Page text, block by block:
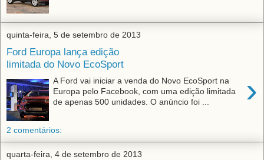
quinta-feira, 5 de setembro de 2013
Ford Europa lança edição
limitada do Novo EcoSport
›
A Ford vai iniciar a venda do Novo EcoSport na
Europa pelo Facebook, com uma edição limitada
de apenas 500 unidades. O anúncio foi ...
2 comentários:
quarta-feira, 4 de setembro de 2013